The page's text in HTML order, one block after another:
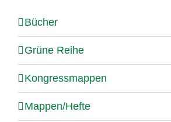
Bücher
Grüne Reihe
Kongressmappen
Mappen/Hefte